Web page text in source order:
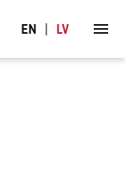
EN LV